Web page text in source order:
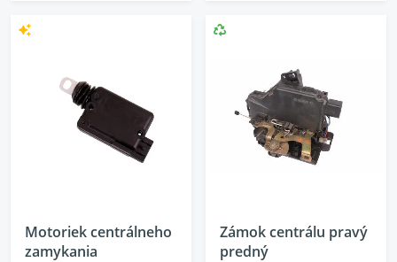
Motoriek centrálneho
zamykania
Zámok centrálu pravý
predný